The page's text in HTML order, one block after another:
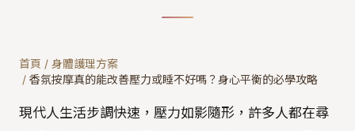
首頁 / 身體護理方案
/ 香氛按摩真的能改善壓力或睡不好嗎？身心平衡的必學攻略
現代人生活步調快速，壓力如影隨形，許多人都在尋